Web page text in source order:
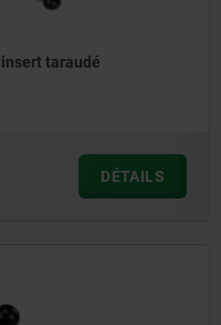
taraudé
DÉTAILS